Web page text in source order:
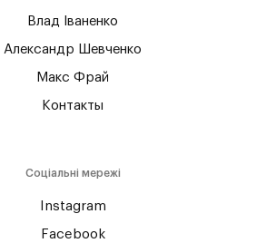
Влад Іваненко
Александр Шевченко
Макс Фрай
Контакты
Соціальні мережі
Instagram
Facebook